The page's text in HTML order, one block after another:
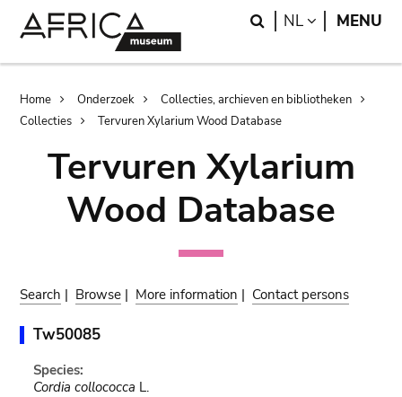
Search
NL LANGUAGE
MENU
Breadcrumb
Home Onderzoek
Collecties, archieven en bibliotheken
Collecties
Tervuren Xylarium Wood Database
Tervuren Xylarium
Wood Database
Search | Browse | More information | Contact persons
Tw50085
Species:
Cordia collococca L.